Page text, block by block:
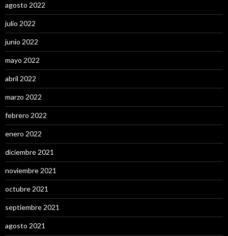
agosto 2022
julio 2022
junio 2022
mayo 2022
abril 2022
marzo 2022
febrero 2022
enero 2022
diciembre 2021
noviembre 2021
octubre 2021
septiembre 2021
agosto 2021